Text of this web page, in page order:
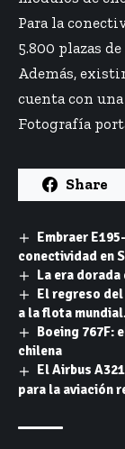
Para la
5.800 plazas
Además,
cuenta con
Fotografía
Share
Embraer
conectividad en
La era
El regreso
a la flota
Boeing 767F:
chilena
El Airbus
para la aviación